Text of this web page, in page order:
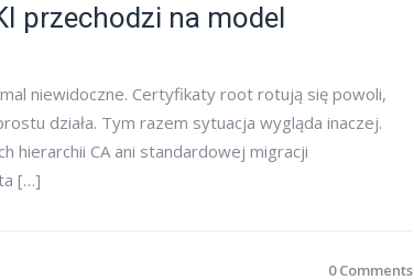
przechodzi na model
niewidoczne. Certyfikaty root rotują się powoli,
działa. Tym razem sytuacja wygląda inaczej.
hierarchii CA ani standardowej migracji
[…]
0 Comments